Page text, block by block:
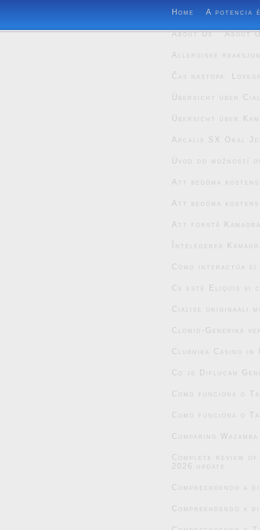
Home A potencia
About Us About
Allergiske
Čas nastopa:
Übersicht über
Übersicht über
Apcalis SX Oral
Úvod do možností
Att bedöma
Att bedöma
Att förstå
Înțelegerea
Cómo interactúa
Ce este Eliquis și
Cialise originaali
Clomid-Generika
Clubnika Casino
Co je Diflucan
Como funciona o
Como funciona o
Comparing
Complete review
2026 update
Compreendendo a
Compreendendo a